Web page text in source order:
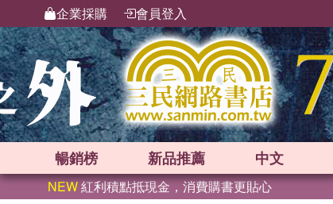
企業採購 會員登入
暢銷榜 新品推薦 中文
NEW紅利積點抵現金，消費購書更貼心